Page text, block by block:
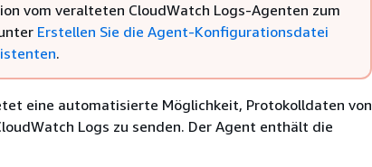
vom veralteten CloudWatch Logs-Agenten zum
Erstellen Sie die Agent-Konfigurationsdatei
.
eine automatisierte Möglichkeit, Protokolldaten von
Logs zu senden. Der Agent enthält die